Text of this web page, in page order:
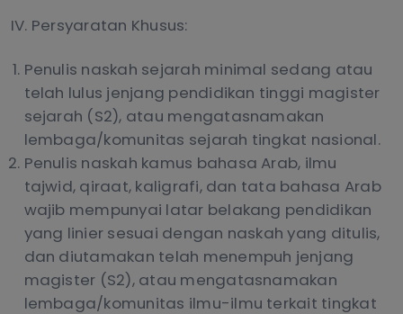
IV. Persyaratan Khusus:
Penulis naskah sejarah minimal sedang atau
telah lulus jenjang pendidikan tinggi magister
sejarah (S2), atau mengatasnamakan
lembaga/komunitas sejarah tingkat nasional.
Penulis naskah kamus bahasa Arab, ilmu
tajwid, qiraat, kaligrafi, dan tata bahasa Arab
wajib mempunyai latar belakang pendidikan
yang linier sesuai dengan naskah yang ditulis,
dan diutamakan telah menempuh jenjang
magister (S2), atau mengatasnamakan
lembaga/komunitas ilmu-ilmu terkait tingkat